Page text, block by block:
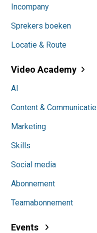
Incompany
Sprekers boeken
Locatie & Route
Video Academy
AI
Content & Communicatie
Marketing
Skills
Social media
Abonnement
Teamabonnement
Events